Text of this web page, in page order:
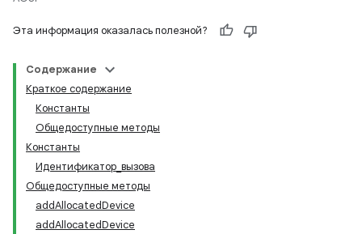
Эта информация оказалась полезной?
Содержание
Краткое содержание
Константы
Общедоступные методы
Константы
Идентификатор_вызова
Общедоступные методы
addAllocatedDevice
addAllocatedDevice